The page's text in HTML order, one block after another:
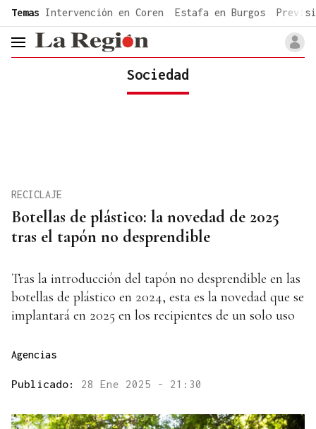
common.go-to-content
Temas Intervención en Coren Estafa en Burgos
header.menu.open
Sociedad
Botellas de plástico: la novedad de 2025
tras el tapón no desprendible
RECICLAJE
Tras la introducción del tapón no desprendible en las
botellas de plástico en 2024, esta es la novedad que se
implantará en 2025 en los recipientes de un solo uso
Agencias
Publicado: 28 Ene 2025 - 21:30